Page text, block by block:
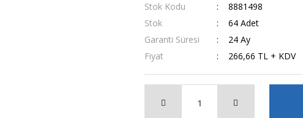
Stok Kodu
8881498
Stok
64 Adet
Garanti Süresi
24 Ay
Fiyat
266,66 TL + KDV